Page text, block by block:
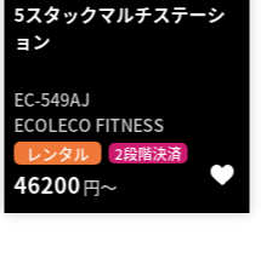
5スタックマルチステーシ
ョン
EC-549AJ
ECOLECO FITNESS
レンタル 2段階決済
46200円～